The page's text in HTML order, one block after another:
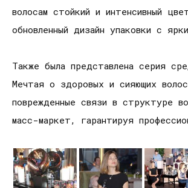
волосам стойкий и интенсивный
обновленный дизайн упаковки с
Также была представлена серия
Мечтая о здоровых и сияющих
поврежденные связи в структуре
масс-маркет, гарантируя